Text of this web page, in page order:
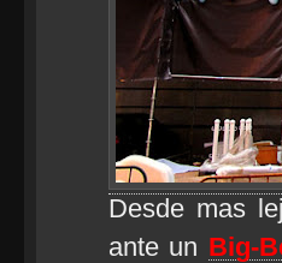
Desde mas
ante un Big-